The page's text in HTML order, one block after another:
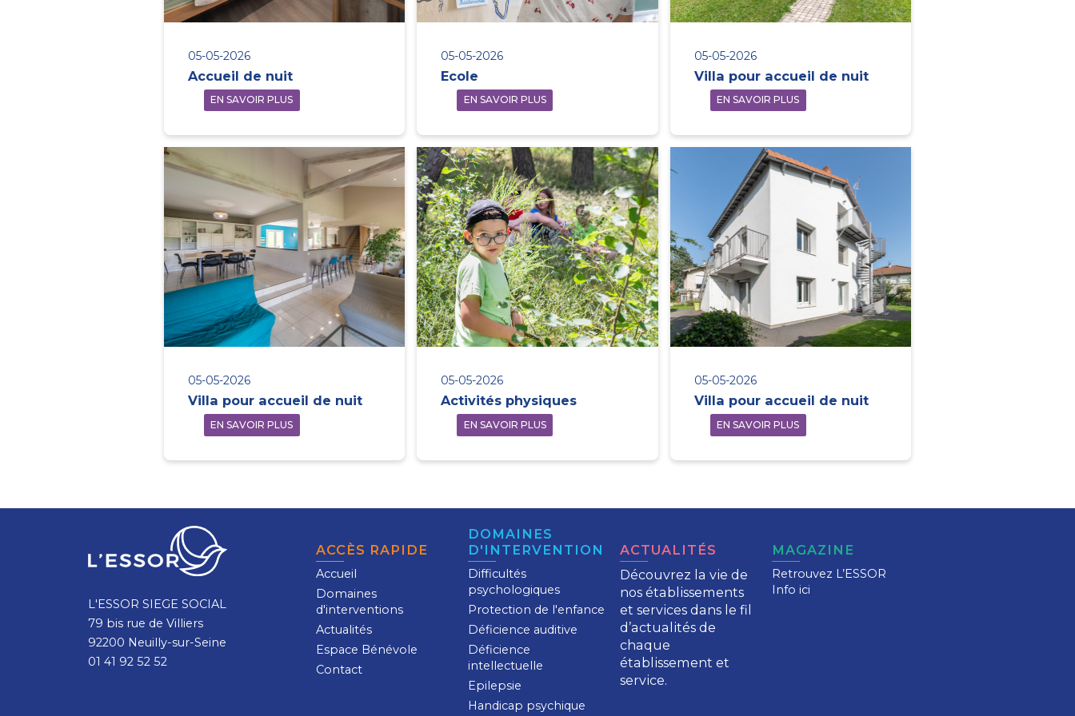
05-05-2026
Accueil de nuit
EN SAVOIR PLUS
05-05-2026
Ecole
EN SAVOIR PLUS
05-05-2026
Villa pour accueil de nuit
EN SAVOIR PLUS
05-05-2026
Villa pour accueil de nuit
EN SAVOIR PLUS
05-05-2026
Activités physiques
EN SAVOIR PLUS
05-05-2026
Villa pour accueil de nuit
EN SAVOIR PLUS
L'ESSOR SIEGE SOCIAL
79 bis rue de Villiers
92200 Neuilly-sur-Seine
01 41 92 52 52
ACCÈS RAPIDE
Accueil
Domaines
d'interventions
Actualités
Espace Bénévole
Contact
DOMAINES
D'INTERVENTION
Difficultés
psychologiques
Protection de l'enfance
Déficience auditive
Déficience
intellectuelle
Epilepsie
Handicap psychique
ACTUALITÉS
Découvrez la vie de
nos établissements
et services dans le fil
d’actualités de
chaque
établissement et
service.
MAGAZINE
Retrouvez L’ESSOR
Info ici